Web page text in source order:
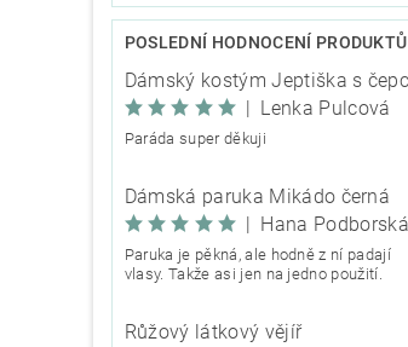
POSLEDNÍ HODNOCENÍ PRODUKTŮ
Lenka Pulcová
Paráda super děkuji
Dámská paruka Mikádo černá
Paruka je pěkná, ale hodně z ní padají
vlasy. Takže asi jen na jedno použití.
Růžový látkový vějíř